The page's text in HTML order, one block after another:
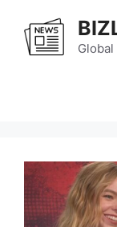
content